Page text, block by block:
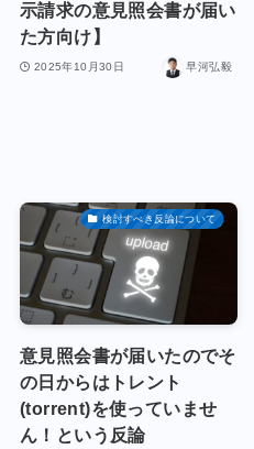
示請求の意見照会書が届い
た方向け】
2025年10月30日 早河弘毅
検討すべき反論について
意見照会書が届いたのでそ
の日からはトレント
(torrent)を使っていませ
ん！という反論